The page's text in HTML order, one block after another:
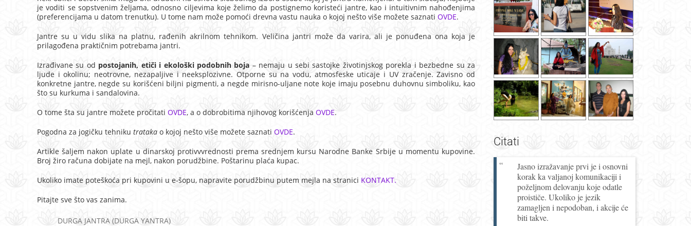
je voditi se sopstvenim željama, odnosno ciljevima koje želimo da postignemo koristeći jantre, kao i intuitivnim nahođenjima
(preferencijama u datom trenutku). U tome nam može pomoći drevna vastu nauka o kojoj nešto više možete saznati OVDE.
Jantre su u vidu slika na platnu, rađenih akrilnom tehnikom. Veličina jantri može da varira, ali je ponuđena ona koja je
prilagođena praktičnim potrebama jantri.
Izrađivane su od postojanih, etiči i ekološki podobnih boja – nemaju u sebi sastojke životinjskog porekla i bezbedne su za
ljude i okolinu; neotrovne, nezapaljive i neeksplozivne. Otporne su na vodu, atmosfeske uticaje i UV zračenje. Zavisno od
konkretne jantre, negde su korišćeni biljni pigmenti, a negde mirisno-uljane note koje imaju posebnu duhovnu simboliku, kao
što su kurkuma i sandalovina.
O tome šta su jantre možete pročitati OVDE, a o dobrobitima njihovog korišćenja OVDE.
Pogodna za jogičku tehniku trataka o kojoj nešto više možete saznati OVDE.
Artikle šaljem nakon uplate u dinarskoj protivvvrednosti prema srednjem kursu Narodne Banke Srbije u momentu kupovine.
Broj žiro računa dobijate na mejl, nakon porudžbine. Poštarinu plaća kupac.
Ukoliko imate poteškoća pri kupovini u e-šopu, napravite porudžbinu putem mejla na stranici KONTAKT.
Pitajte sve što vas zanima.
DURGA JANTRA (DURGA YANTRA)
Citati
Jasno izražavanje prvi je i osnovni
korak ka valjanoj komunikaciji i
poželjnom delovanju koje odatle
proističe. Ukoliko je jezik
zamagljen i nepodoban, i akcije će
biti takve.